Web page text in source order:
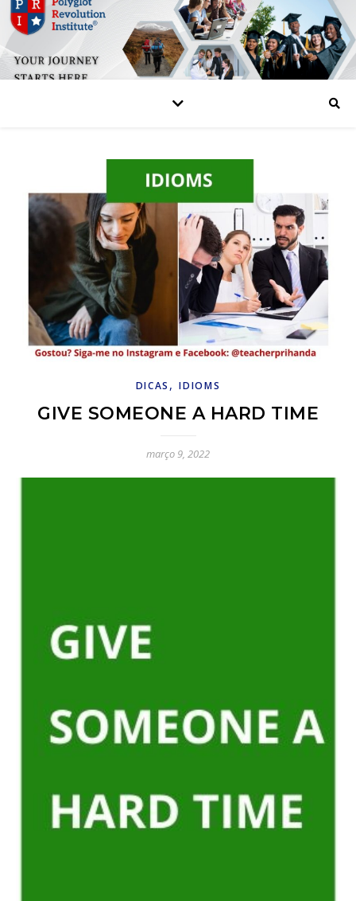
DICAS ,IDIOMS
GIVE SOMEONE A HARD TIME
março 9, 2022